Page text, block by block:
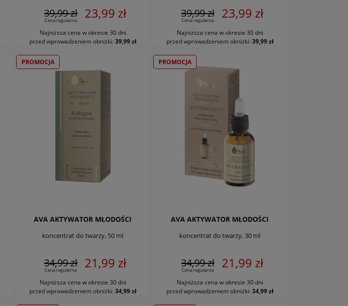
39,99 zł
Cena regularna 23,99 zł
Najniższa cena w okresie 30 dni
przed wprowadzeniem obniżki: 39,99 zł
DO KOSZYKA
39,99 zł
Cena regularna 23,99 zł
Najniższa cena w okresie 30 dni
przed wprowadzeniem obniżki: 39,99 zł
DO KOSZYKA
AVA AKTYWATOR MŁODOŚCI
koncentrat do twarzy, 50 ml
34,99 zł
Cena regularna 21,99 zł
Najniższa cena w okresie 30 dni
przed wprowadzeniem obniżki: 34,99 zł
DO KOSZYKA
PROMOCJA
AVA AKTYWATOR MŁODOŚCI
koncentrat do twarzy, 30 ml
34,99 zł
Cena regularna 21,99 zł
Najniższa cena w okresie 30 dni
przed wprowadzeniem obniżki: 34,99 zł
DO KOSZYKA
PROMOCJA